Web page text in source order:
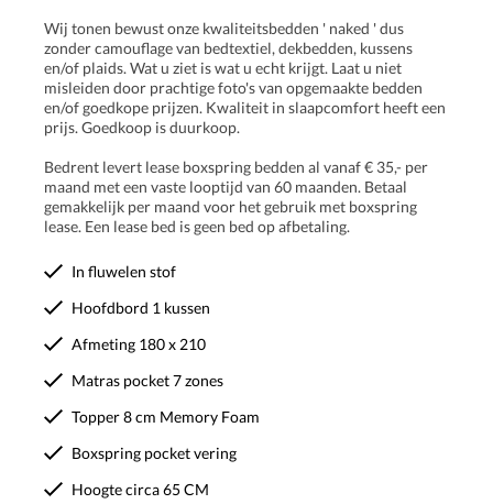
Wij tonen bewust onze kwaliteitsbedden ' naked ' dus
zonder camouflage van bedtextiel, dekbedden, kussens
en/of plaids. Wat u ziet is wat u echt krijgt. Laat u niet
misleiden door prachtige foto's van opgemaakte bedden
en/of goedkope prijzen. Kwaliteit in slaapcomfort heeft een
prijs. Goedkoop is duurkoop.
Bedrent levert lease boxspring bedden al vanaf € 35,- per
maand met een vaste looptijd van 60 maanden. Betaal
gemakkelijk per maand voor het gebruik met boxspring
lease. Een lease bed is geen bed op afbetaling.
In fluwelen stof
Hoofdbord 1 kussen
Afmeting 180 x 210
Matras pocket 7 zones
Topper 8 cm Memory Foam
Boxspring pocket vering
Hoogte circa 65 CM